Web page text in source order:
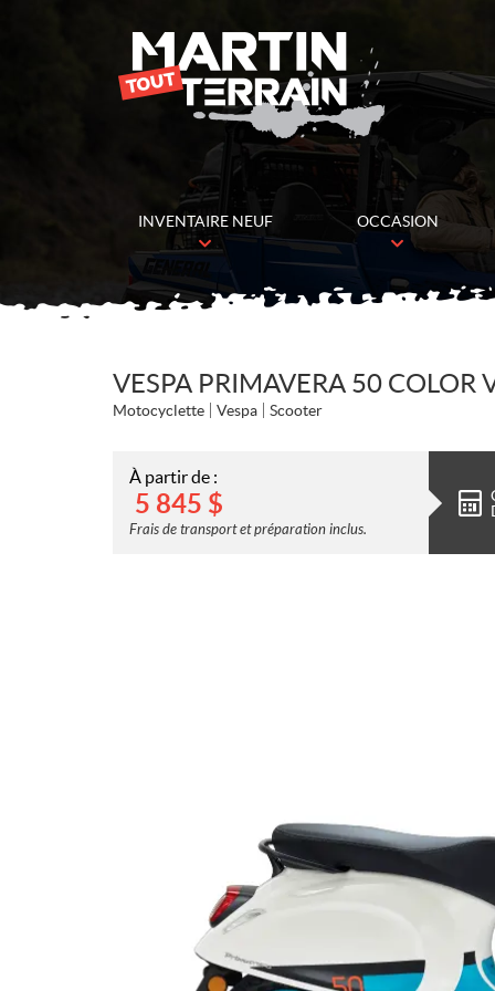
INVENTAIRE NEUF OCCASION
VESPA PRIMAVERA 50
Motocyclette Vespa Scooter
À partir de :
5 845 $
Frais de transport et préparation inclus.